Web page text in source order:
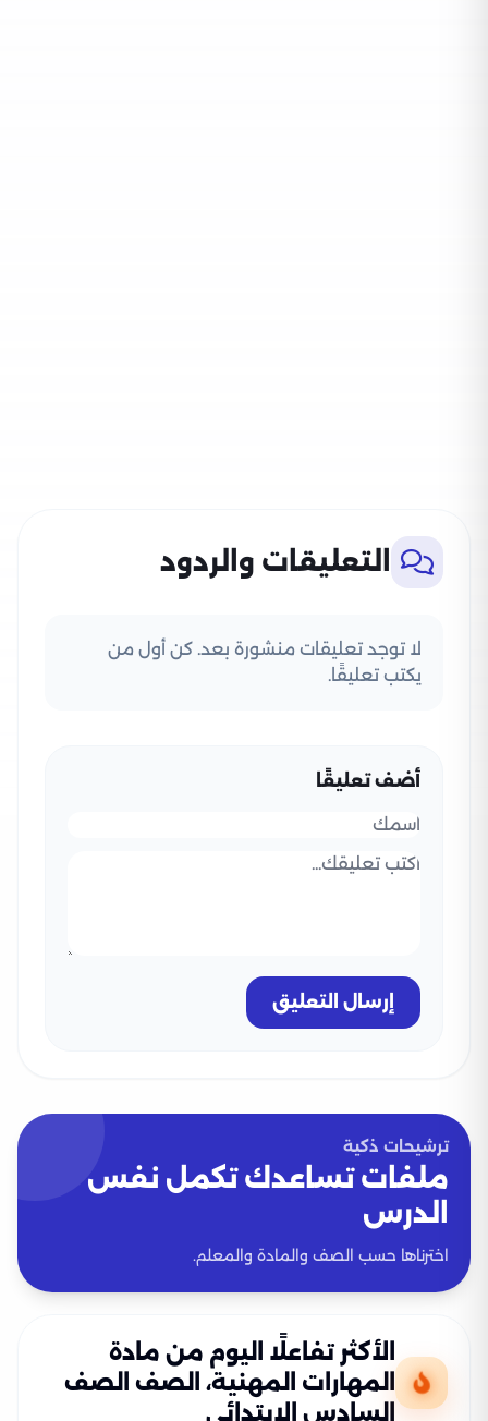
التعليقات والردود
لا توجد تعليقات منشورة بعد. كن أول من
يكتب تعليقًا.
أضف تعليقًا
إرسال التعليق
ترشيحات ذكية
ملفات تساعدك تكمل نفس
الدرس
اخترناها حسب الصف والمادة والمعلم.
الأكثر تفاعلًا اليوم من مادة
المهارات المهنية، الصف الصف
السادس الإبتدائي